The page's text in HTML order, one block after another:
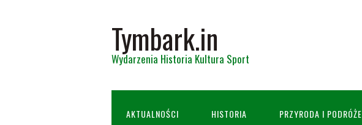
Tymbark.in
Wydarzenia Historia Kultura Sport
AKTUALNOŚCI HISTORIA PRZYRODA I PODRÓŻE